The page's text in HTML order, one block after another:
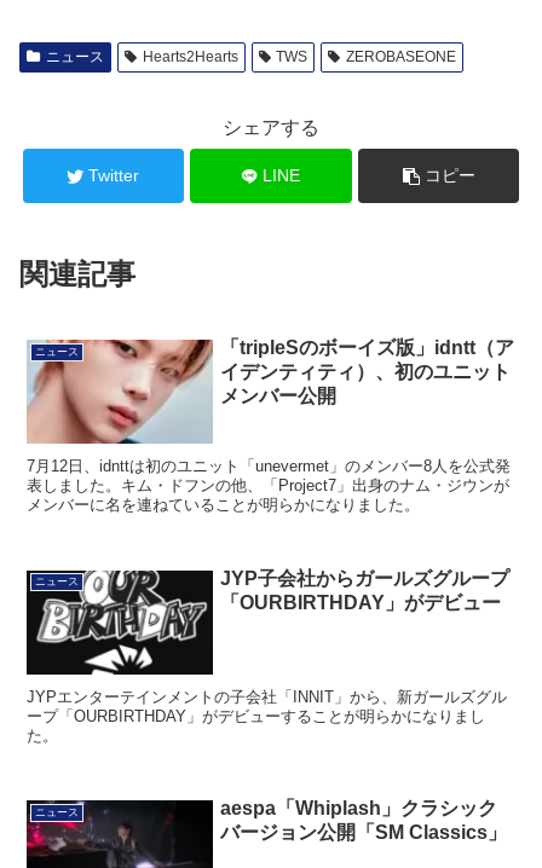
ニュース Hearts2Hearts TWS ZEROBASEONE
シェアする
Twitter LINE コピー
関連記事
ニュース
「tripleSのボーイズ版」idntt（ア
イデンティティ）、初のユニット
メンバー公開
7月12日、idnttは初のユニット「unevermet」のメンバー8人を公式発
表しました。キム・ドフンの他、「Project7」出身のナム・ジウンが
メンバーに名を連ねていることが明らかになりました。
ニュース
JYP子会社からガールズグループ
「OURBIRTHDAY」がデビュー
JYPエンターテインメントの子会社「INNIT」から、新ガールズグル
ープ「OURBIRTHDAY」がデビューすることが明らかになりまし
た。
ニュース
aespa「Whiplash」クラシック
バージョン公開「SM Classics」